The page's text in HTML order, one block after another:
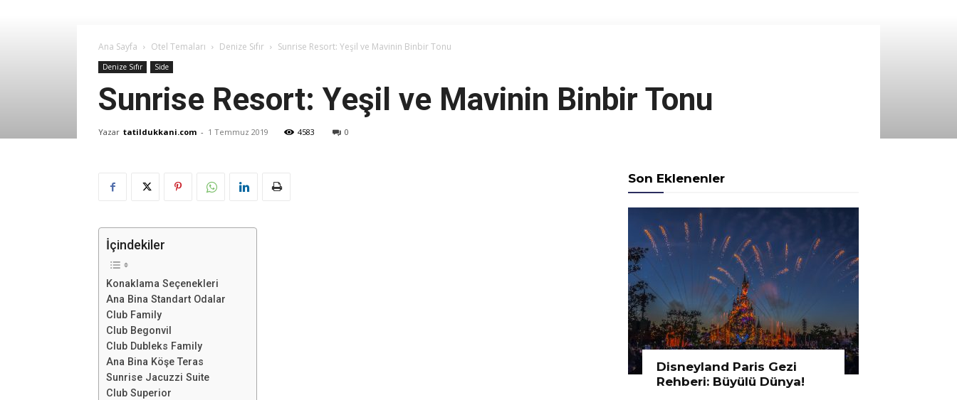
Ana Sayfa Otel Temaları Denize Sıfır Sunrise Resort: Yeşil ve Mavinin Binbir Tonu
Denize Sıfır Side
Sunrise Resort: Yeşil ve Mavinin Binbir Tonu
Yazar tatildukkani.com - 1 Temmuz 2019 4583 0
İçindekiler
Konaklama Seçenekleri
Ana Bina Standart Odalar
Club Family
Club Begonvil
Club Dubleks Family
Ana Bina Köşe Teras
Sunrise Jacuzzi Suite
Club Superior
Son Eklenenler
Disneyland Paris Gezi
Rehberi: Büyülü Dünya!